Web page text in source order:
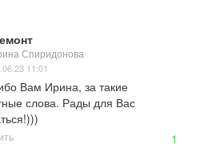
Спиридонова
11:01
Вам Ирина, за такие
слова. Рады для Вас
1